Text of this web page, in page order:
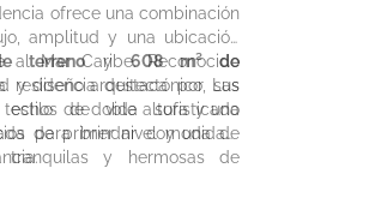
ofrece una combinación
amplitud y una ubicación
al Mar Caribe. Reconocido
y diseño arquitectónico, Las
de vida sofisticado
de primer nivel y una de
y hermosas de
terrenoy608 m² de
residencia destaca por sus
techos de doble altura y una
para brindar comodidad,